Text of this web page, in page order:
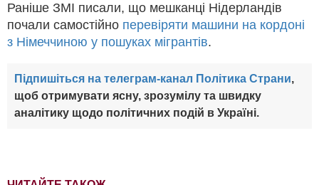
Раніше ЗМІ писали, що мешканці Нідерландів
почали самостійно перевіряти машини на кордоні
з Німеччиною у пошуках мігрантів.
Підпишіться на телеграм-канал Політика Страни,
щоб отримувати ясну, зрозумілу та швидку
аналітику щодо політичних подій в Україні.